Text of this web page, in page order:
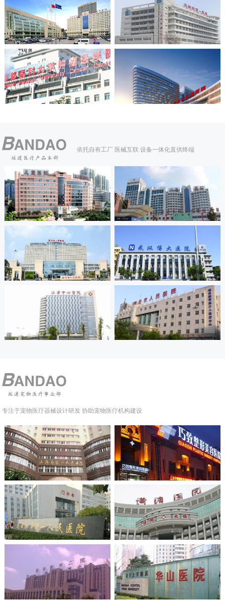
依托自有工厂 医械互联 设备一体化直供终端
专注于宠物医疗器械设计研发 协助宠物医疗机构建设